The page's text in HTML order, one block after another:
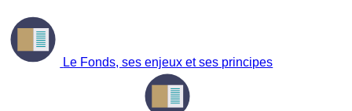
Le Fonds, ses enjeux et ses principes